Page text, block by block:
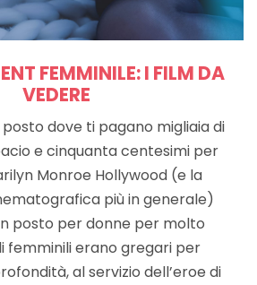
FEMMINILE: I FILM DA
VEDERE
posto dove ti pagano migliaia di
e cinquanta centesimi per
Monroe Hollywood (e la
più in generale)
posto per donne per molto
femminili erano gregari per
al servizio dell’eroe di